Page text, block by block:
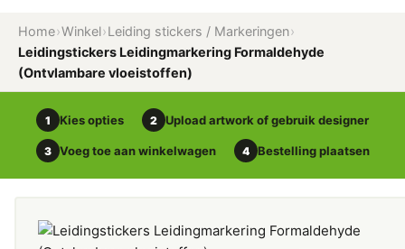
Home›Winkel›Leiding stickers / Markeringen›
Leidingstickers Leidingmarkering Formaldehyde
(Ontvlambare vloeistoffen)
1 Kies opties 2 Upload artwork of gebruik designer
3 Voeg toe aan winkelwagen 4 Bestelling plaatsen